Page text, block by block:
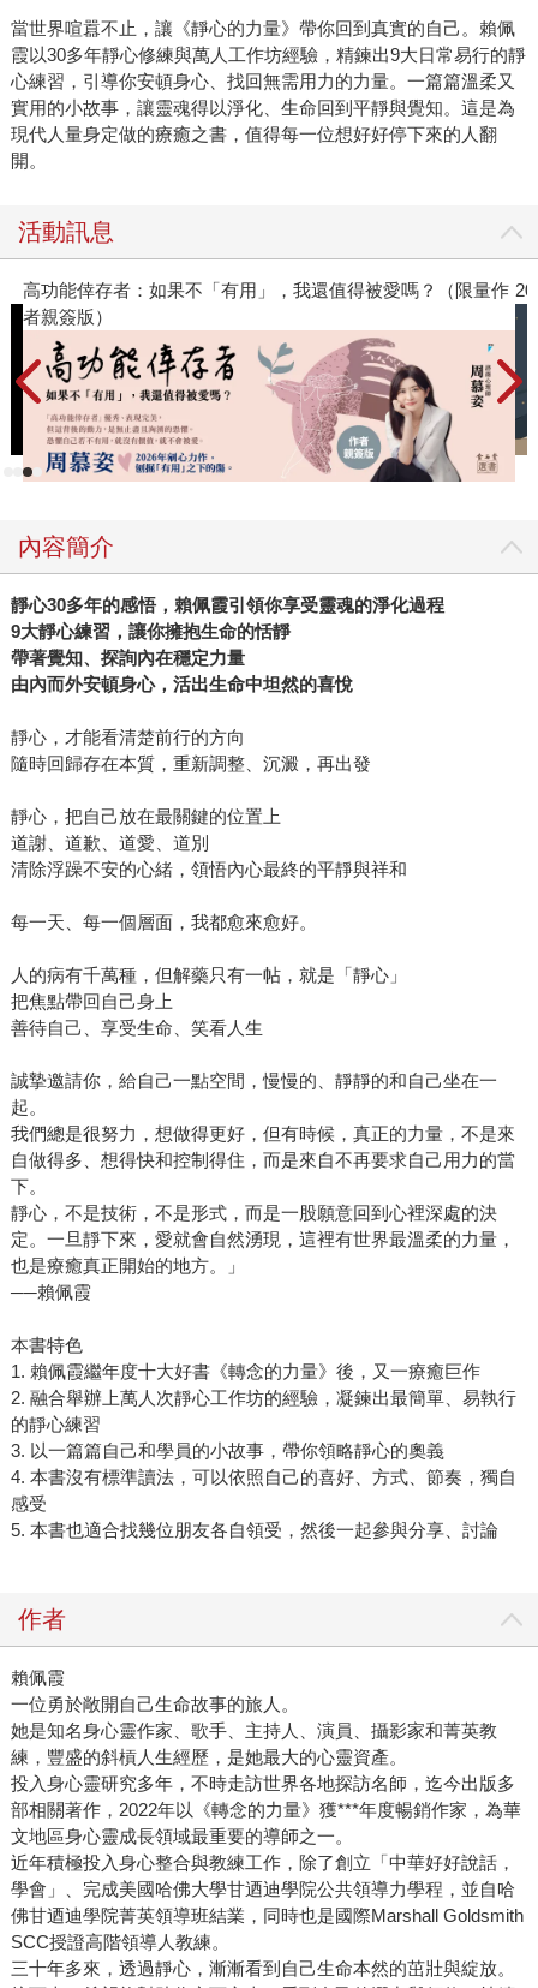
當世界喧囂不止，讓《靜心的力量》帶你回到真實的自己。賴佩
霞以30多年靜心修練與萬人工作坊經驗，精鍊出9大日常易行的靜
心練習，引導你安頓身心、找回無需用力的力量。一篇篇溫柔又
實用的小故事，讓靈魂得以淨化、生命回到平靜與覺知。這是為
現代人量身定做的療癒之書，值得每一位想好好停下來的人翻
開。
活動訊息
愛嗎？（限量作 2026年8月金石堂強力推薦
內容簡介
靜心30多年的感悟，賴佩霞引領你享受靈魂的淨化過程
9大靜心練習，讓你擁抱生命的恬靜
帶著覺知、探詢內在穩定力量
由內而外安頓身心，活出生命中坦然的喜悅
靜心，才能看清楚前行的方向
隨時回歸存在本質，重新調整、沉澱，再出發
靜心，把自己放在最關鍵的位置上
道謝、道歉、道愛、道別
清除浮躁不安的心緒，領悟內心最終的平靜與祥和
每一天、每一個層面，我都愈來愈好。
人的病有千萬種，但解藥只有一帖，就是「靜心」
把焦點帶回自己身上
善待自己、享受生命、笑看人生
誠摯邀請你，給自己一點空間，慢慢的、靜靜的和自己坐在一
起。
我們總是很努力，想做得更好，但有時候，真正的力量，不是來
自做得多、想得快和控制得住，而是來自不再要求自己用力的當
下。
靜心，不是技術，不是形式，而是一股願意回到心裡深處的決
定。一旦靜下來，愛就會自然湧現，這裡有世界最溫柔的力量，
也是療癒真正開始的地方。」
──賴佩霞
本書特色
1. 賴佩霞繼年度十大好書《轉念的力量》後，又一療癒巨作
2. 融合舉辦上萬人次靜心工作坊的經驗，凝鍊出最簡單、易執行
的靜心練習
3. 以一篇篇自己和學員的小故事，帶你領略靜心的奧義
4. 本書沒有標準讀法，可以依照自己的喜好、方式、節奏，獨自
感受
5. 本書也適合找幾位朋友各自領受，然後一起參與分享、討論
作者
賴佩霞
一位勇於敞開自己生命故事的旅人。
她是知名身心靈作家、歌手、主持人、演員、攝影家和菁英教
練，豐盛的斜槓人生經歷，是她最大的心靈資產。
投入身心靈研究多年，不時走訪世界各地探訪名師，迄今出版多
部相關著作，2022年以《轉念的力量》獲***年度暢銷作家，為華
文地區身心靈成長領域最重要的導師之一。
近年積極投入身心整合與教練工作，除了創立「中華好好說話，
學會」、完成美國哈佛大學甘迺迪學院公共領導力學程，並自哈
佛甘迺迪學院菁英領導班結業，同時也是國際Marshall Goldsmith
SCC授證高階領導人教練。
三十年多來，透過靜心，漸漸看到自己生命本然的茁壯與綻放。